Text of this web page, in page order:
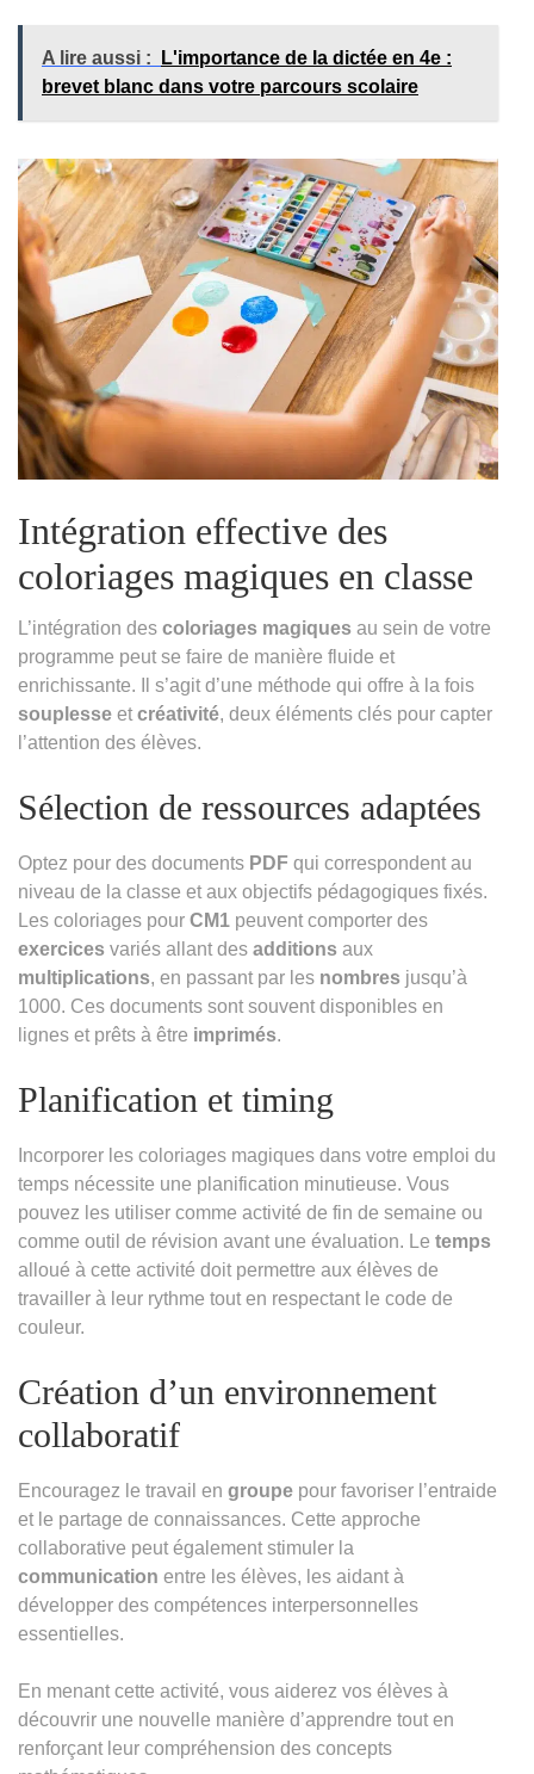
A lire aussi :
L'importance de la dictée en 4e :
brevet blanc dans votre parcours scolaire
Intégration effective des
coloriages magiques en classe
L’intégration des coloriages magiques au sein de votre
programme peut se faire de manière fluide et
enrichissante. Il s’agit d’une méthode qui offre à la fois
souplesse et créativité, deux éléments clés pour capter
l’attention des élèves.
Sélection de ressources adaptées
Optez pour des documents PDF qui correspondent au
niveau de la classe et aux objectifs pédagogiques fixés.
Les coloriages pour CM1 peuvent comporter des
exercices variés allant des additions aux
multiplications, en passant par les nombres jusqu’à
1000. Ces documents sont souvent disponibles en
lignes et prêts à être imprimés.
Planification et timing
Incorporer les coloriages magiques dans votre emploi du
temps nécessite une planification minutieuse. Vous
pouvez les utiliser comme activité de fin de semaine ou
comme outil de révision avant une évaluation. Le temps
alloué à cette activité doit permettre aux élèves de
travailler à leur rythme tout en respectant le code de
couleur.
Création d’un environnement
collaboratif
Encouragez le travail en groupe pour favoriser l’entraide
et le partage de connaissances. Cette approche
collaborative peut également stimuler la
communication entre les élèves, les aidant à
développer des compétences interpersonnelles
essentielles.
En menant cette activité, vous aiderez vos élèves à
découvrir une nouvelle manière d’apprendre tout en
renforçant leur compréhension des concepts